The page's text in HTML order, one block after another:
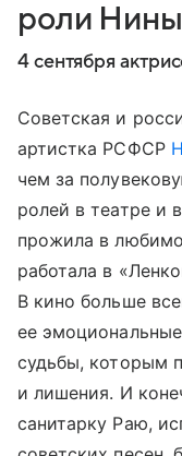
роли
4 сентября
Советская и
артистка РСФСР
чем за
ролей в театре и
прожила в
работала в
В кино больше
ее
судьбы, которым
и лишения. И
санитарку Раю,